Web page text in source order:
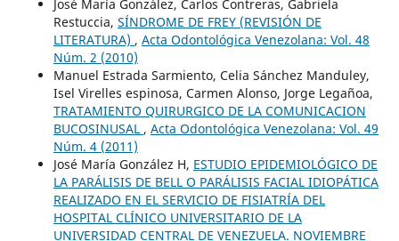
José María González, Carlos Contreras, Gabriela
Restuccia, SÍNDROME DE FREY (REVISIÓN DE
LITERATURA) , Acta Odontológica Venezolana: Vol. 48
Núm. 2 (2010)
Manuel Estrada Sarmiento, Celia Sánchez Manduley,
Isel Virelles espinosa, Carmen Alonso, Jorge Legañoa,
TRATAMIENTO QUIRURGICO DE LA COMUNICACION
BUCOSINUSAL , Acta Odontológica Venezolana: Vol. 49
Núm. 4 (2011)
José María González H, ESTUDIO EPIDEMIOLÓGICO DE
LA PARÁLISIS DE BELL O PARÁLISIS FACIAL IDIOPÁTICA
REALIZADO EN EL SERVICIO DE FISIATRÍA DEL
HOSPITAL CLÍNICO UNIVERSITARIO DE LA
UNIVERSIDAD CENTRAL DE VENEZUELA. NOVIEMBRE